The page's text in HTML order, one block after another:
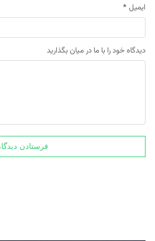
ایمیل *
دیدگاه خود را با ما در میان بگذارید